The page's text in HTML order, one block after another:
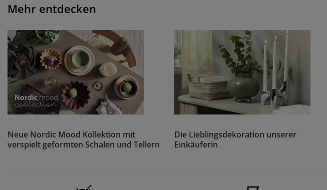
Mehr entdecken
Neue Nordic Mood Kollektion mit
verspielt geformten Schalen und Tellern
Die Lieblingsdekoration unserer
Einkäuferin